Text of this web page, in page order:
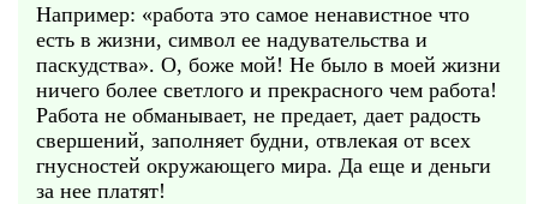
Например: «работа это самое ненавистное что
есть в жизни, символ ее надувательства и
паскудства». О, боже мой! Не было в моей жизни
ничего более светлого и прекрасного чем работа!
Работа не обманывает, не предает, дает радость
свершений, заполняет будни, отвлекая от всех
гнусностей окружающего мира. Да еще и деньги
за нее платят!